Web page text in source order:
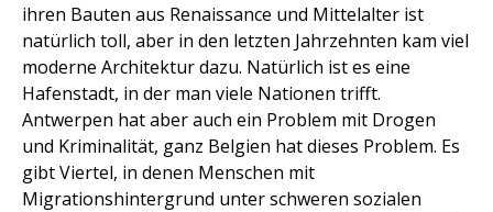
ihren Bauten aus Renaissance und Mittelalter ist
natürlich toll, aber in den letzten Jahrzehnten kam viel
moderne Architektur dazu. Natürlich ist es eine
Hafenstadt, in der man viele Nationen trifft.
Antwerpen hat aber auch ein Problem mit Drogen
und Kriminalität, ganz Belgien hat dieses Problem. Es
gibt Viertel, in denen Menschen mit
Migrationshintergrund unter schweren sozialen